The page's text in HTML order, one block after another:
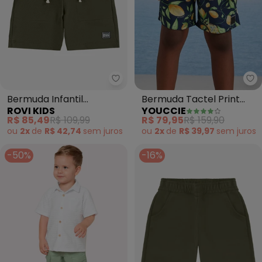
Rovi Kids - Bermuda Infantil
Bermuda Infantil
Moletom (Verde)
ROVI KIDS
R$ 85,49R$ 109,99
ou 2x de R$ 42,74 sem juros
Bermuda Tactel Print
Fruit (Verde Limão)
YOUCCIE
R$ 79,95R$ 159,90
ou 2x de R$ 39,97 sem juros
-50% -16%